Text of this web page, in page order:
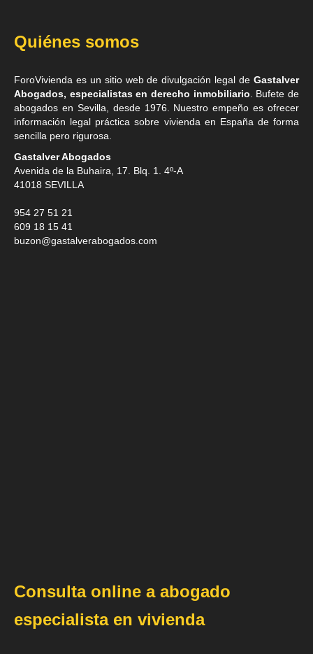
Quiénes somos
ForoVivienda es un sitio web de divulgación legal de Gastalver
Abogados, especialistas en derecho inmobiliario . Bufete de
abogados en Sevilla , desde 1976. Nuestro empeño es ofrecer
información legal práctica sobre vivienda en España de forma
sencilla pero rigurosa.
Gastalver Abogados
Avenida de la Buhaira, 17. Blq. 1. 4º-A
41018 SEVILLA
954 27 51 21
609 18 15 41
buzon@gastalverabogados.com
Consulta online a abogado
especialista en vivienda